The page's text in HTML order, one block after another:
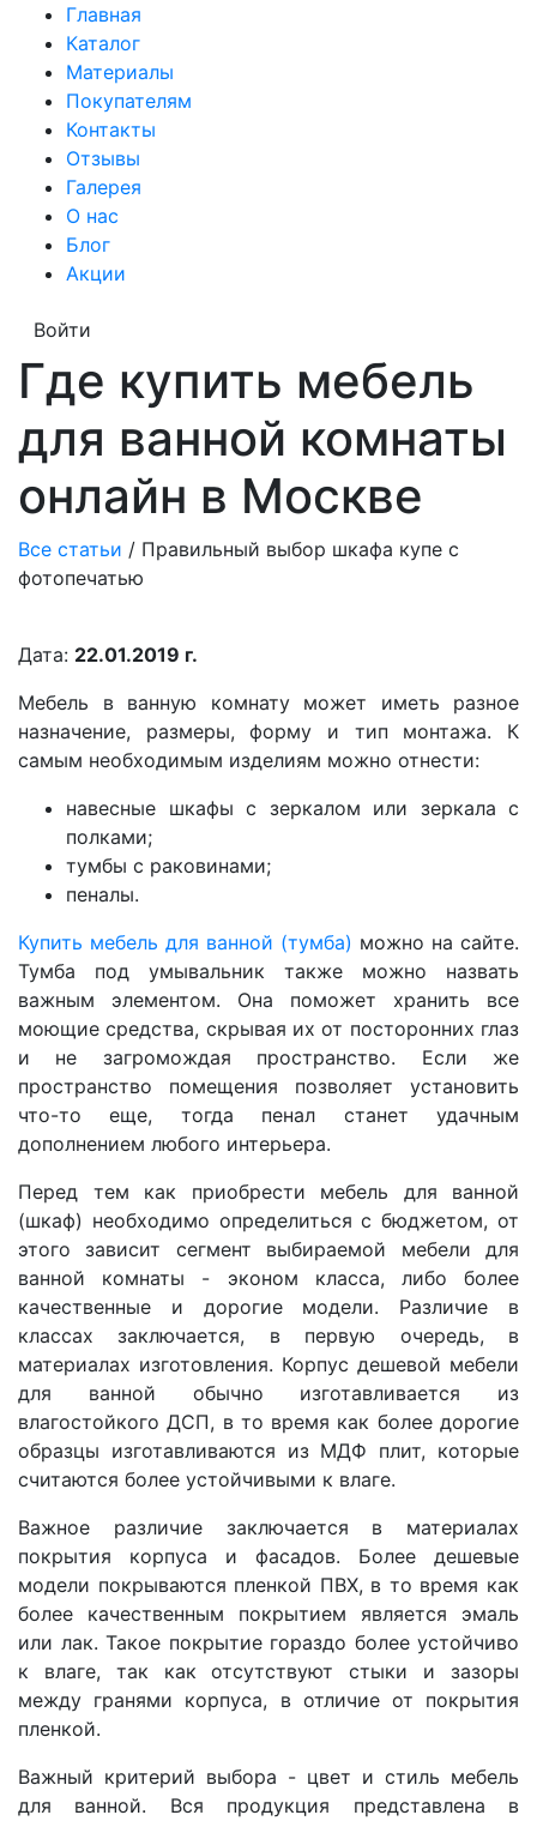
Главная
Каталог
Материалы
Покупателям
Контакты
Отзывы
Галерея
О нас
Блог
Акции
Войти
Где купить мебель
для ванной комнаты
онлайн в Москве
Все статьи / Правильный выбор шкафа купе с
фотопечатью
Дата: 22.01.2019 г.
Мебель в ванную комнату может иметь разное
назначение, размеры, форму и тип монтажа. К
самым необходимым изделиям можно отнести:
навесные шкафы с зеркалом или зеркала с
полками;
тумбы с раковинами;
пеналы.
Купить мебель для ванной (тумба) можно на сайте.
Тумба под умывальник также можно назвать
важным элементом. Она поможет хранить все
моющие средства, скрывая их от посторонних глаз
и не загромождая пространство. Если же
пространство помещения позволяет установить
что-то еще, тогда пенал станет удачным
дополнением любого интерьера.
Перед тем как приобрести мебель для ванной
(шкаф) необходимо определиться с бюджетом, от
этого зависит сегмент выбираемой мебели для
ванной комнаты - эконом класса, либо более
качественные и дорогие модели. Различие в
классах заключается, в первую очередь, в
материалах изготовления. Корпус дешевой мебели
для ванной обычно изготавливается из
влагостойкого ДСП, в то время как более дорогие
образцы изготавливаются из МДФ плит, которые
считаются более устойчивыми к влаге.
Важное различие заключается в материалах
покрытия корпуса и фасадов. Более дешевые
модели покрываются пленкой ПВХ, в то время как
более качественным покрытием является эмаль
или лак. Такое покрытие гораздо более устойчиво
к влаге, так как отсутствуют стыки и зазоры
между гранями корпуса, в отличие от покрытия
пленкой.
Важный критерий выбора - цвет и стиль мебель
для ванной. Вся продукция представлена в